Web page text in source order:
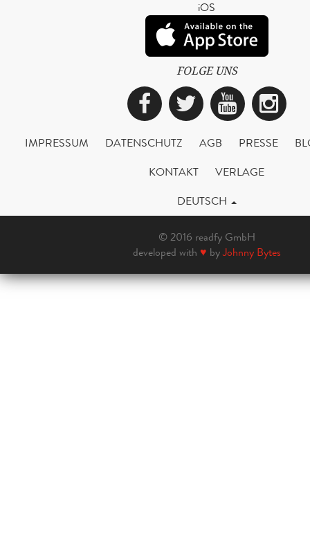
iOS
FOLGE UNS
Facebook
Twitter
IMPRESSUM DATENSCHUTZ AGB PRESSE
KONTAKT
VERLAGE
DEUTSCH
© 2016 readfy GmbH
developed with ♥ byJohnny Bytes